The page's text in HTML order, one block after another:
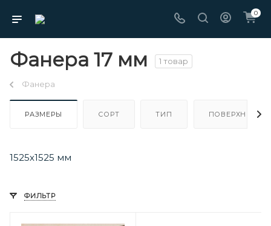
0
Фанера 17 мм 1 товар
Фанера
РАЗМЕРЫ СОРТ ТИП ПОВЕРХНОСТЬ
1525х1525 мм
ФИЛЬТР